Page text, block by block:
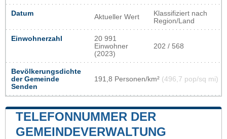
Datum Aktueller Wert
Klassifiziert nach
Region/Land
Einwohnerzahl
20 991
Einwohner
(2023)
202 / 568
Bevölkerungsdichte
der Gemeinde
Senden
191,8 Personen/km² (496,7 pop/sq mi)
TELEFONNUMMER DER
GEMEINDEVERWALTUNG